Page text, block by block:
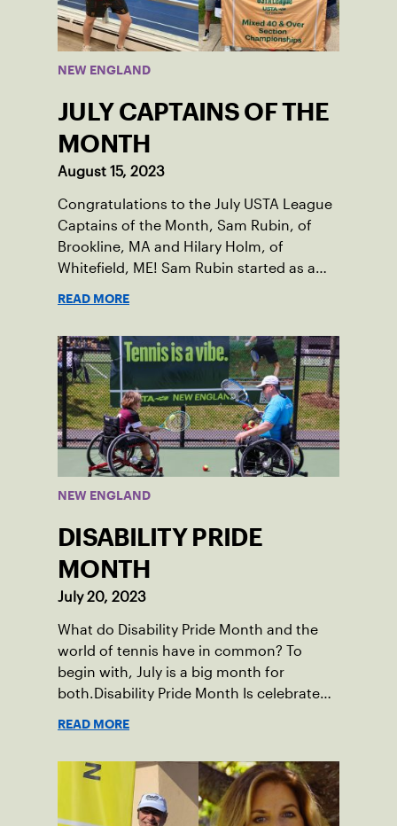
NEW ENGLAND
JULY CAPTAINS OF THE
MONTH
August 15, 2023
Congratulations to the July USTA League
Captains of the Month, Sam Rubin, of
Brookline, MA and Hilary Holm, of
Whitefield, ME! Sam Rubin started as a
opportunity to serve as a captain of the
18-39 league out of Eastern Mass. This
past winter, Sam led his team, which
competed at Sportsmen’s Tennis &
Enrichment Center in Dorchester, to a
first-place finish.
READ MORE
NEW ENGLAND
DISABILITY PRIDE
MONTH
July 20, 2023
What do Disability Pride Month and the
world of tennis have in common? To
begin with, July is a big month for
both.Disability Pride Month Is celebrated
1990.
READ MORE